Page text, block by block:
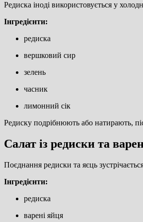
Редиска іноді використовується у
Інгредієнти:
редиска
вершковий сир
зелень
часник
лимонний сік
Редиску подрібнюють або натирають,
Салат із редиски та
Поєднання редиски та яєць
Інгредієнти:
редиска
варені яйця